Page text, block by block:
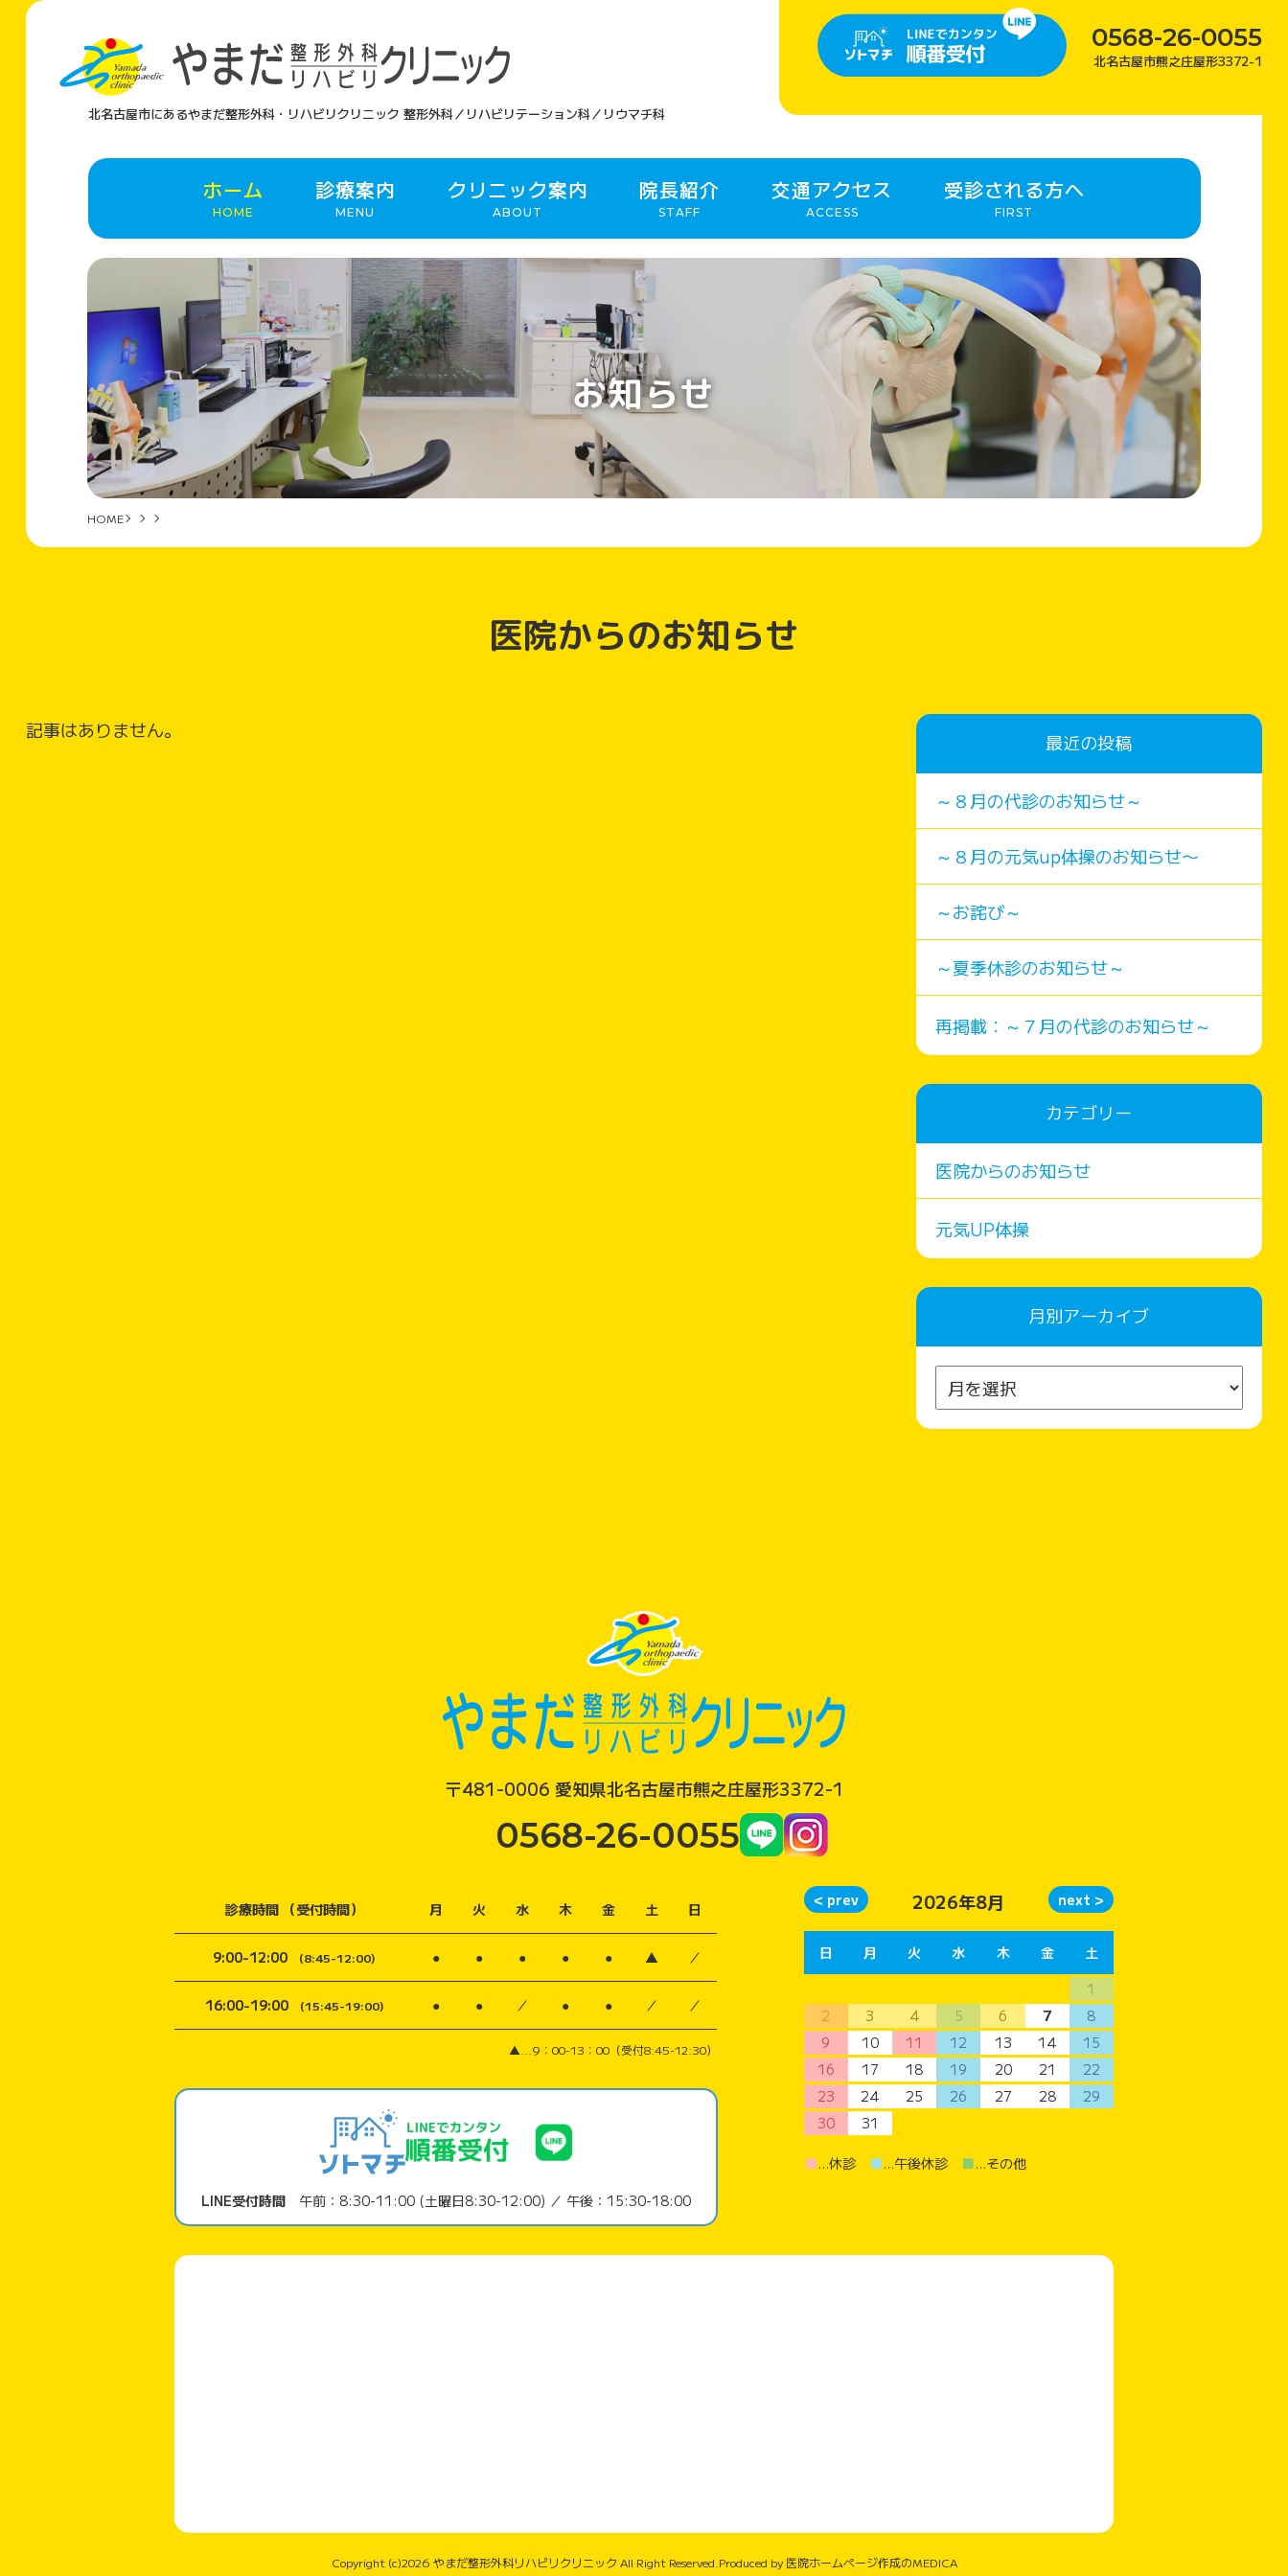
北名古屋市にあるやまだ整形外科・リハビリクリニック 整形外科／リハビリテーション科／リウマチ科
0568-26-0055
北名古屋市熊之庄屋形3372-1
ホーム
HOME
診療案内
MENU
クリニック案内
ABOUT
院長紹介
STAFF
交通アクセス
ACCESS
受診される方へ
FIRST
お知らせ
HOME
医院からのお知らせ
記事はありません。
最近の投稿
～８月の代診のお知らせ～
～８月の元気up体操のお知らせ〜
～お詫び～
～夏季休診のお知らせ～
再掲載：～７月の代診のお知らせ～
カテゴリー
医院からのお知らせ
元気UP体操
月別アーカイブ
〒481-0006 愛知県北名古屋市熊之庄屋形3372-1
0568-26-0055
診療時間 （受付時間） 月 火 水 木 金 土 日
9:00-12:00 (8:45-12:00) ● ● ● ● ● ▲ ／
16:00-19:00 (15:45-19:00) ● ● ／ ● ● ／ ／
▲...9：00-13：00（受付8:45-12:30）
2026年8月
日 月 火 水 木 金
土
1
2
3 4 5 6 7
8
9
10 11 12 13 14
15
16
17 18 19 20 21
22
23
24 25 26 27 28
29
30
31
■…休診 ■…午後休診 ■…その他
LINE受付時間午前：8:30-11:00 (土曜日8:30-12:00) ／ 午後：15:30-18:00
Copyright (c)2026 やまだ整形外科リハビリクリニック All Right Reserved.Produced by 医院ホームページ作成のMEDICA